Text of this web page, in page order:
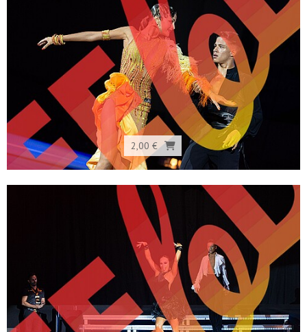
2,00 €